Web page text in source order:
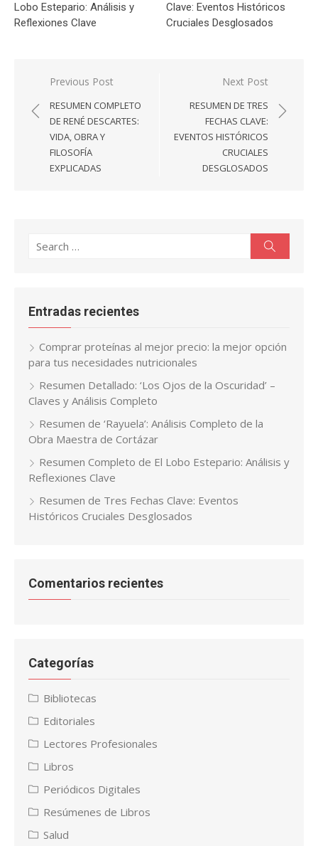
Lobo Estepario: Análisis y
Reflexiones Clave
Clave: Eventos Históricos
Cruciales Desglosados
Navegación
de
entradas
Previous Post
RESUMEN COMPLETO
DE RENÉ DESCARTES:
VIDA, OBRA Y
FILOSOFÍA
EXPLICADAS
Next Post
RESUMEN DE TRES
FECHAS CLAVE:
EVENTOS HISTÓRICOS
CRUCIALES
DESGLOSADOS
Search
Entradas recientes
Comprar proteínas al mejor precio: la mejor opción
para tus necesidades nutricionales
Resumen Detallado: ‘Los Ojos de la Oscuridad’ –
Claves y Análisis Completo
Resumen de ‘Rayuela’: Análisis Completo de la
Obra Maestra de Cortázar
Resumen Completo de El Lobo Estepario: Análisis y
Reflexiones Clave
Resumen de Tres Fechas Clave: Eventos
Históricos Cruciales Desglosados
Comentarios recientes
Categorías
Bibliotecas
Editoriales
Lectores Profesionales
Libros
Periódicos Digitales
Resúmenes de Libros
Salud